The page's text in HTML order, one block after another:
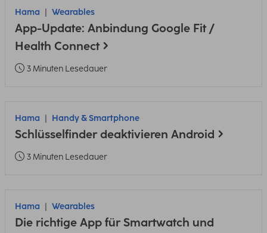
Hama Wearables
App-Update: Anbindung Google Fit /
Health Connect
3 Minuten Lesedauer
Hama Handy & Smartphone
Schlüsselfinder deaktivieren Android
3 Minuten Lesedauer
Hama Wearables
Die richtige App für Smartwatch und